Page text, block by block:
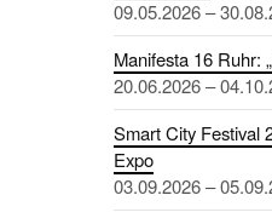
09.05.2026 –
Manifesta 16 Ruhr:
20.06.2026 –
Smart City Festival
Expo
03.09.2026 –